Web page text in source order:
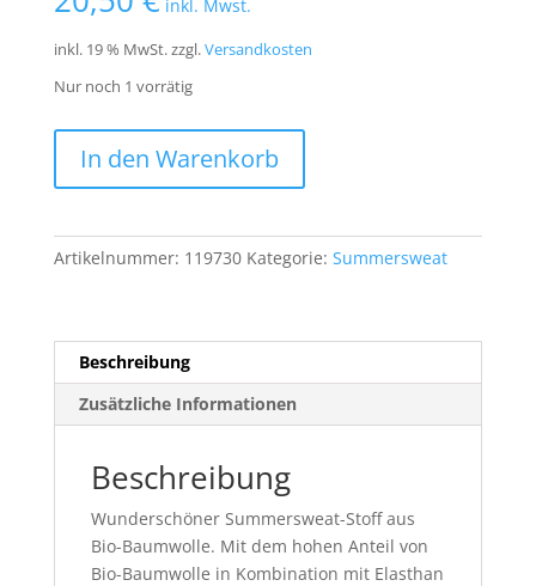
inkl. Mwst.
inkl. 19 % MwSt.zzgl.Versandkosten
Nur noch 1 vorrätig
Summersweat
Design
Nähfestival
In den Warenkorb
Artikelnummer: 119730 Kategorie: Summersweat
Beschreibung
Zusätzliche Informationen
Beschreibung
Wunderschöner Summersweat-Stoff aus
Bio-Baumwolle. Mit dem hohen Anteil von
Bio-Baumwolle in Kombination mit Elasthan